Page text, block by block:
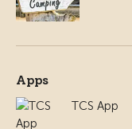
Apps
TCS App